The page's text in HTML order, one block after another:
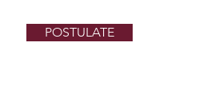
POSTULATE